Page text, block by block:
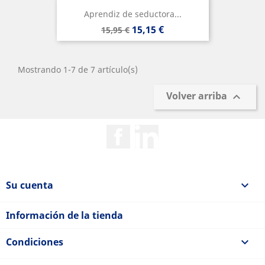
Aprendiz de seductora...
Precio
base
15,95 € Precio
15,15 €
Mostrando 1-7 de 7 artículo(s)
Volver arriba 
Su cuenta 
Información de la tienda
Condiciones 